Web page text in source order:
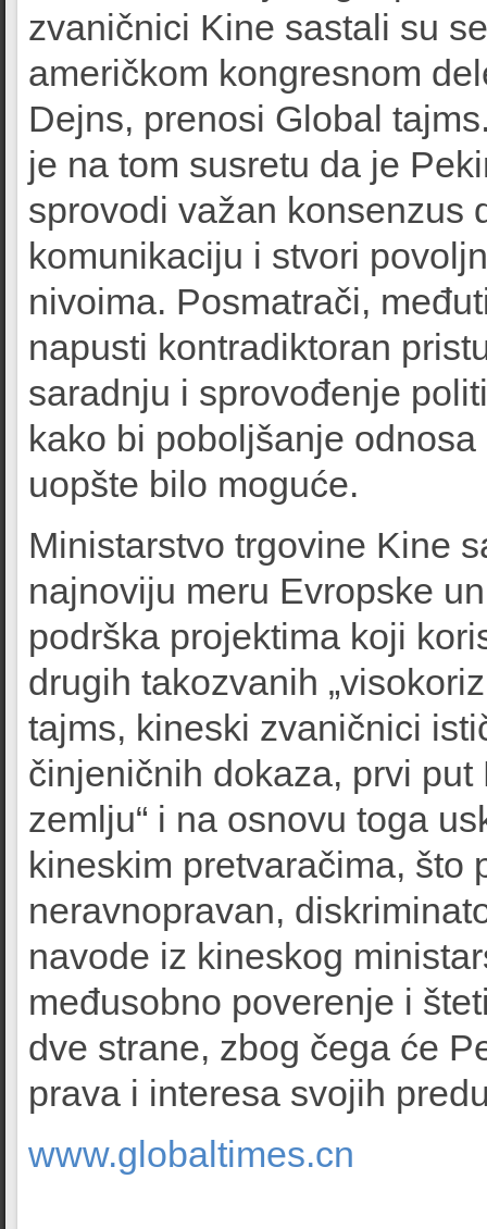
zvaničnici Kine sastali su
američkom kongresnom
Dejns, prenosi Global
je na tom susretu da je
sprovodi važan konsenzus
komunikaciju i stvori
nivoima. Posmatrači,
napusti kontradiktoran
saradnju i sprovođenje
kako bi poboljšanje
uopšte bilo moguće.
Ministarstvo trgovine Kine
najnoviju meru Evropske
podrška projektima koji
drugih takozvanih
tajms, kineski zvaničnici
činjeničnih dokaza, prvi
zemlju“ i na osnovu toga
kineskim pretvaračima, što
neravnopravan,
navode iz kineskog
međusobno poverenje i
dve strane, zbog čega će
prava i interesa svojih
www.globaltimes.cn